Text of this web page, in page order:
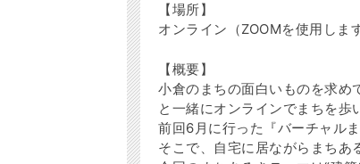
【場所】
オンライン（ZOOMを使用します
【概要】
小倉のまちの面白いものを求
と一緒にオンラインでまちを歩
前回6月に行った『バーチャル
そこで、自宅に居ながらまちあ